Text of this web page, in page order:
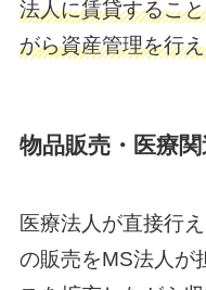
法人に賃貸するこ
がら資産管理を行
物品販売・医療
医療法人が直接行
の販売をMS法人が